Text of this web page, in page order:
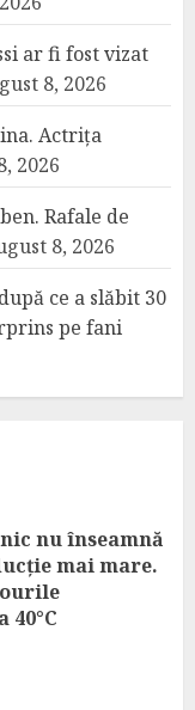
ar fi fost vizat
8, 2026
Actrița
2026
Rafale de
8, 2026
ce a slăbit 30
pe fani
nu înseamnă
mai mare.